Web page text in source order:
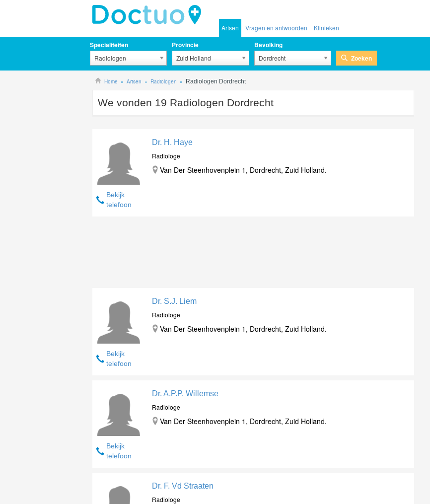
Artsen Vragen en antwoorden Klinieken
Specialiteiten
Radiologen
Provincie
Zuid Holland
Bevolking
Dordrecht Zoeken
Home Artsen Radiologen Radiologen Dordrecht
We vonden 19 Radiologen Dordrecht
Bekijk
telefoon
Dr. H. Haye
Radiologe
Van Der Steenhovenplein 1, Dordrecht, Zuid Holland.
Bekijk
telefoon
Dr. S.J. Liem
Radiologe
Van Der Steenhovenplein 1, Dordrecht, Zuid Holland.
Bekijk
telefoon
Dr. A.P.P. Willemse
Radiologe
Van Der Steenhovenplein 1, Dordrecht, Zuid Holland.
Dr. F. Vd Straaten
Radiologe